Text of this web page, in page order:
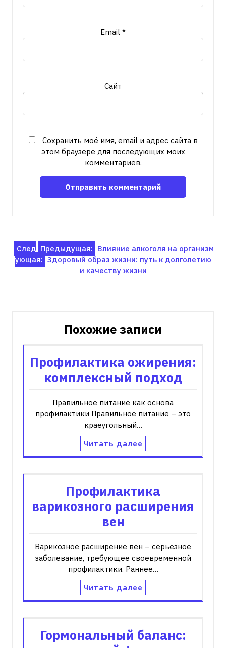
Email *
Сайт
Сохранить моё имя, email и адрес сайта в
этом браузере для последующих моих
комментариев.
Навигация
по
Предыдущая: Влияние алкоголя на организм
След
ующая: Здоровый образ жизни: путь к долголетию
и качеству жизни
Похожие записи
Профилактика ожирения:
комплексный подход
Правильное питание как основа
профилактики Правильное питание – это
краеугольный…
Читать далее
Профилактика
варикозного расширения
вен
Варикозное расширение вен – серьезное
заболевание‚ требующее своевременной
профилактики. Раннее…
Читать далее
Гормональный баланс: